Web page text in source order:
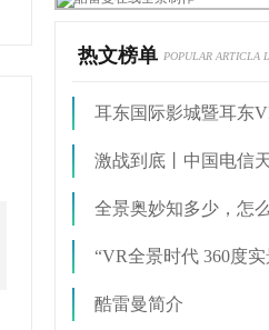
热文榜单 POPULAR ARTICLA
全景奥妙知多少，怎
“VR全景时代 360度
酷雷曼简介